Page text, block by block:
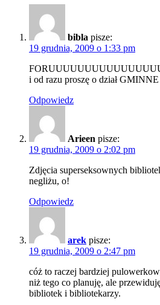
bibla pisze:
19 grudnia, 2009 o 1:33 pm
i od razu proszę o dział
Odpowiedz
Arieen pisze:
19 grudnia, 2009 o 2:02 pm
Zdjęcia superseksownych
negliżu, o!
Odpowiedz
arek pisze:
19 grudnia, 2009 o 2:47 pm
cóż to raczej bardziej
niż tego co planuję, ale
bibliotek i bibliotekarzy.